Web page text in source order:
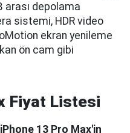
arası depolama
sistemi, HDR video
ekran yenileme
ön cam gibi
Fiyat Listesi
13 Pro Max'in